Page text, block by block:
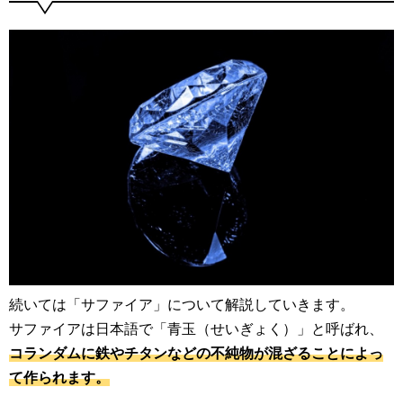
続いては「サファイア」について解説していきます。
サファイアは日本語で「青玉（せいぎょく）」と呼ばれ、
コランダムに鉄やチタンなどの不純物が混ざることによっ
て作られます。